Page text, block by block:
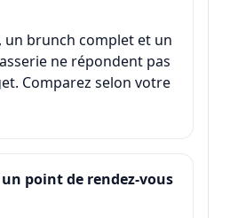
un brunch complet et un
ne répondent pas
Comparez selon votre
point de rendez-vous